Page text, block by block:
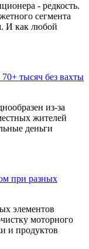
- редкость.
сегмента
И как любой
70+ тысяч без вахты
из-за
жителей
деньги
при разных
элементов
моторного
и продуктов